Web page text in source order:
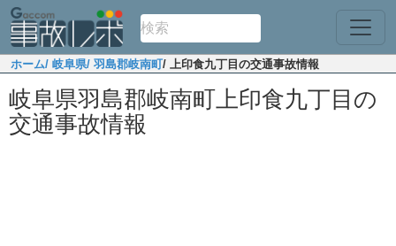
ホーム/ 岐阜県/ 羽島郡岐南町/ 上印食九丁目の交通事故情報
岐阜県羽島郡岐南町上印食九丁目の
交通事故情報